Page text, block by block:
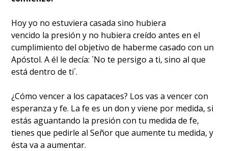
Hoy yo no estuviera casada sino hubiera
vencido la presión y no hubiera creído antes en el
cumplimiento del objetivo de haberme casado con un
Apóstol. A él le decía: ´No te persigo a ti, sino al que
está dentro de ti´.
¿Cómo vencer a los capataces? Los vas a vencer con
esperanza y fe. La fe es un don y viene por medida, si
estás aguantando la presión con tu medida de fe,
tienes que pedirle al Señor que aumente tu medida, y
ésta va a aumentar.